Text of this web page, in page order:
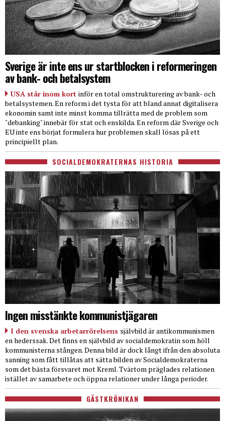
Sverige är inte ens ur startblocken i reformeringen
av bank- och betalsystem
USA står inom kort inför en total omstrukturering av bank- och
betalsystemen. En reform i det tysta för att bland annat digitalisera
ekonomin samt inte minst komma tillrätta med de problem som
"debanking" innebär för stat och enskilda. En reform där Sverige och
EU inte ens börjat formulera hur problemen skall lösas på ett
principiellt plan.
SOCIALDEMOKRATERNAS HISTORIA
Ingen misstänkte kommunistjägaren
I den svenska arbetarrörelsens självbild är antikommunismen
en hederssak. Det finns en självbild av socialdemokratin som höll
kommunisterna stången. Denna bild är dock långt ifrån den absoluta
sanning som fått tillåtas att sätta bilden av Socialdemokraterna
som det bästa försvaret mot Kreml. Tvärtom präglades relationen
istället av samarbete och öppna relationer under långa perioder.
GÄSTKRÖNIKAN